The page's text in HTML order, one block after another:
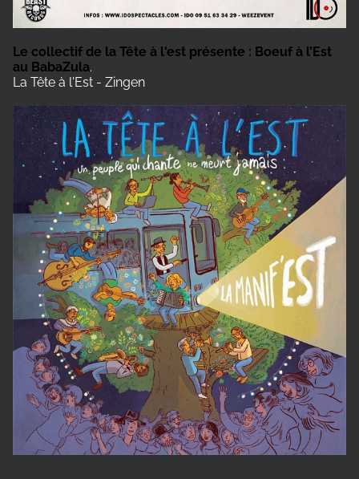
Le collectif de la Tête à l'est présente : Boeuf à l’Est
au BabaZula.
La Tête à l'Est - Zingen